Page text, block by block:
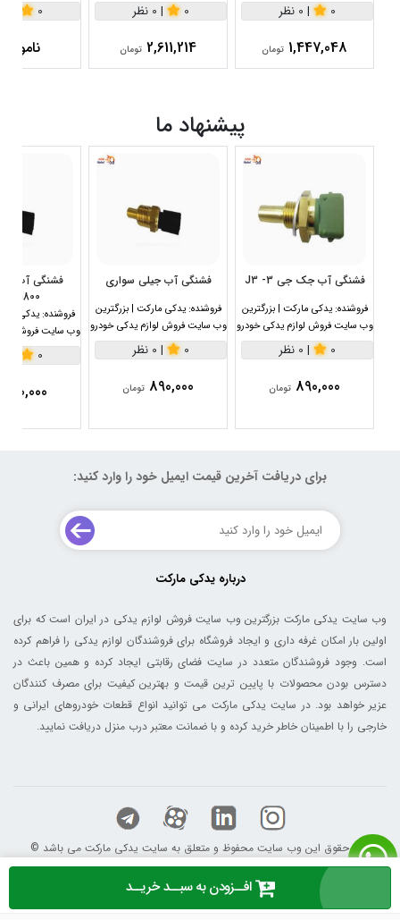
افــزودن به سبــد خریــد
0
| 0 نظر
1,447,048 تومان
0
| 0 نظر
2,611,214 تومان
0
پیشنهاد ما
فشنگی آب جک جی 3- J3
فروشنده: یدکی مارکت | بزرگترین
وب سایت فروش لوازم یدکی خودرو
0
| 0 نظر
890,000 تومان
فشنگی آب جیلی سواری
فروشنده: یدکی مارکت | بزرگترین
وب سایت فروش لوازم یدکی خودرو
0
| 0 نظر
890,000 تومان
1800سی سی
فروشنده: یدکی
وب سایت فروش
0
890,000
برای دریافت آخرین قیمت ایمیل خود را وارد کنید:
درباره یدکی مارکت
وب سایت یدکی مارکت بزرگترین وب سایت فروش لوازم یدکی در ایران است که برای
اولین بار امکان غرفه داری و ایجاد فروشگاه برای فروشندگان لوازم یدکی را فراهم کرده
است. وجود فروشندگان متعدد در سایت فضای رقابتی ایجاد کرده و همین باعث در
دسترس بودن محصولات با پایین ترین قیمت و بهترین کیفیت برای مصرف کنندگان
عزیر خواهد بود. در سایت یدکی مارکت می توانید انواع قطعات خودروهای ایرانی و
خارجی را با اطمینان خاطر خرید کرده و با ضمانت معتبر درب منزل دریافت نمایید.
© کلیه حقوق این وب سایت محفوظ و متعلق به سایت یدکی مارکت می باشد